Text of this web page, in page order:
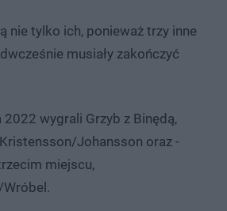
nie tylko ich, ponieważ trzy inne
musiały zakończyć
2022 wygrali Grzyb z Binędą,
Johansson oraz -
miejscu,
Wróbel.